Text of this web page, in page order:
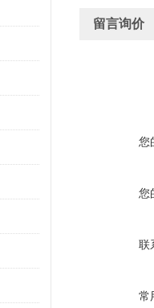
留言询价
您
您
联
常